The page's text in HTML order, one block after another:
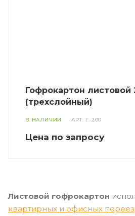
Гофрокартон листовой
(трехслойный)
В НАЛИЧИИ АРТ. Г-200
Цена по запросу
Листовой гофрокартон
квартирных и офисных